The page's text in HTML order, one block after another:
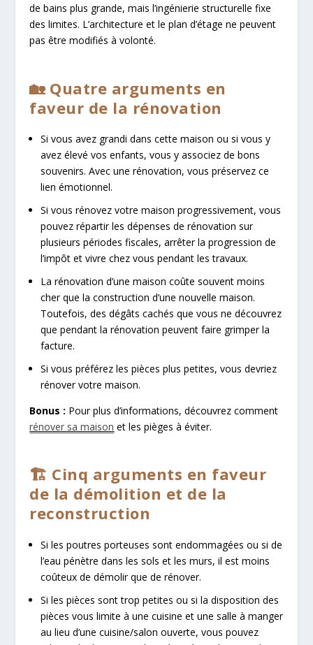
de bains plus grande, mais l’ingénierie structurelle fixe
des limites. L’architecture et le plan d’étage ne peuvent
pas être modifiés à volonté.
🏡 Quatre arguments en
faveur de la rénovation
Si vous avez grandi dans cette maison ou si vous y
avez élevé vos enfants, vous y associez de bons
souvenirs. Avec une rénovation, vous préservez ce
lien émotionnel.
Si vous rénovez votre maison progressivement, vous
pouvez répartir les dépenses de rénovation sur
plusieurs périodes fiscales, arrêter la progression de
l’impôt et vivre chez vous pendant les travaux.
La rénovation d’une maison coûte souvent moins
cher que la construction d’une nouvelle maison.
Toutefois, des dégâts cachés que vous ne découvrez
que pendant la rénovation peuvent faire grimper la
facture.
Si vous préférez les pièces plus petites, vous devriez
rénover votre maison.
Bonus : Pour plus d’informations, découvrez comment
rénover sa maison et les pièges à éviter.
🏗️ Cinq arguments en faveur
de la démolition et de la
reconstruction
Si les poutres porteuses sont endommagées ou si de
l’eau pénètre dans les sols et les murs, il est moins
coûteux de démolir que de rénover.
Si les pièces sont trop petites ou si la disposition des
pièces vous limite à une cuisine et une salle à manger
au lieu d’une cuisine/salon ouverte, vous pouvez